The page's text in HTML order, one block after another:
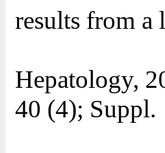
results from a
Hepatology,
40 (4); Suppl.